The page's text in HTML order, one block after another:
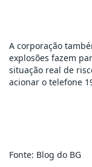
A corporação
explosões fazem
situação real de
acionar o telefone
Fonte: Blog do BG